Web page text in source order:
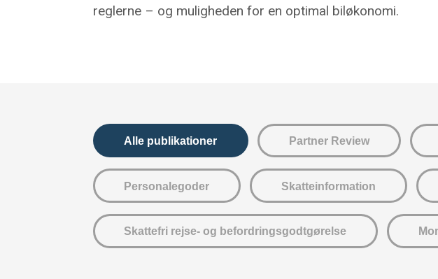
reglerne – og muligheden for en optimal biløkonomi.
Alle publikationer Partner Review
Personalegoder Skatteinformation
Skattefri rejse- og befordringsgodtgørelse